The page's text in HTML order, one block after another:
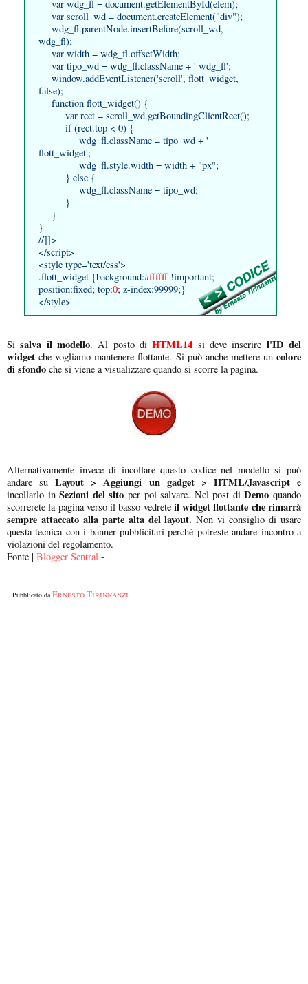
var wdg_fl = document.getElementById(elem);
var scroll_wd = document.createElement("div");
wdg_fl.parentNode.insertBefore(scroll_wd,
wdg_fl);
var width = wdg_fl.offsetWidth;
var tipo_wd = wdg_fl.className + ' wdg_fl';
window.addEventListener('scroll', flott_widget,
false);
function flott_widget() {
var rect = scroll_wd.getBoundingClientRect();
if (rect.top < 0) {
wdg_fl.className = tipo_wd + '
flott_widget';
wdg_fl.style.width = width + "px";
} else {
wdg_fl.className = tipo_wd;
}
}
}
//]]>
</script>
<style type='text/css'>
.flott_widget {background:#ffffff !important;
position:fixed; top:0; z-index:99999;}
</style>
Si salva il modello. Al posto diHTML14 si deve inserire l'ID del
widget che vogliamo mantenere flottante. Si può anche mettere un colore
di sfondo che si viene a visualizzare quando si scorre la pagina.
Alternativamente invece di incollare questo codice nel modello si può
andare suLayout > Aggiungi un gadget > HTML/Javascripte
incollarlo inSezioni del sito per poi salvare. Nel post diDemoquando
scorrerete la pagina verso il basso vedreteil widget flottante che rimarrà
sempre attaccato alla parte alta del layout.Non vi consiglio di usare
questa tecnica con i banner pubblicitari perché potreste andare incontro a
violazioni del regolamento.
Fonte | Blogger Sentral -
Pubblicato daErnesto Tirinnanzi